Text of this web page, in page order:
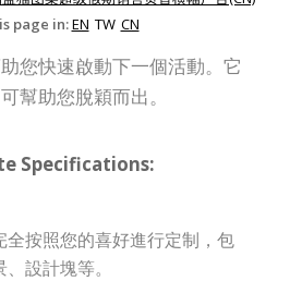
page in:EN TW CN
您快速啟動下一個活動。它
幫助您脫穎而出。
Specifications:
全按照您的喜好進行定制，包
設計塊等。